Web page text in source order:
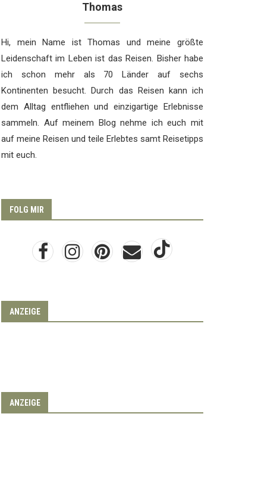
Thomas
Hi, mein Name ist Thomas und meine größte
Leidenschaft im Leben ist das Reisen. Bisher habe
ich schon mehr als 70 Länder auf sechs
Kontinenten besucht. Durch das Reisen kann ich
dem Alltag entfliehen und einzigartige Erlebnisse
sammeln. Auf meinem Blog nehme ich euch mit
auf meine Reisen und teile Erlebtes samt Reisetipps
mit euch.
FOLG MIR
ANZEIGE
ANZEIGE